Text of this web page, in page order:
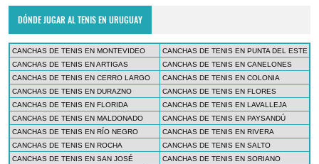
DÓNDE JUGAR AL TENIS EN URUGUAY
CANCHAS DE TENIS EN MONTEVIDEO
CANCHAS DE TENIS EN PUNTA DEL ESTE
CANCHAS DE TENIS EN ARTIGAS
CANCHAS DE TENIS EN CANELONES
CANCHAS DE TENIS EN CERRO LARGO
CANCHAS DE TENIS EN COLONIA
CANCHAS DE TENIS EN DURAZNO
CANCHAS DE TENIS EN FLORES
CANCHAS DE TENIS EN FLORIDA
CANCHAS DE TENIS EN LAVALLEJA
CANCHAS DE TENIS EN MALDONADO
CANCHAS DE TENIS EN PAYSANDÚ
CANCHAS DE TENIS EN RÍO NEGRO
CANCHAS DE TENIS EN RIVERA
CANCHAS DE TENIS EN ROCHA
CANCHAS DE TENIS EN SALTO
CANCHAS DE TENIS EN SAN JOSÉ
CANCHAS DE TENIS EN SORIANO